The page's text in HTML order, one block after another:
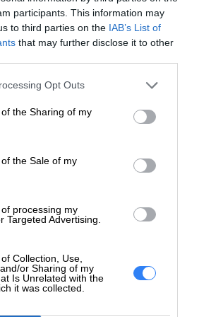
participants. This information may
to third parties on the IAB’s List of
that may further disclose it to other
Opt Outs
the Sharing of my
the Sale of my
processing my
Targeted Advertising.
Collection, Use,
or Sharing of my
Is Unrelated with the
it was collected.
61.1 cm x 19.03 cm x
43.84 cm - z podstawką
DisplayPort 1.2 (HDCP)
-5/+20
100 x 100 mm